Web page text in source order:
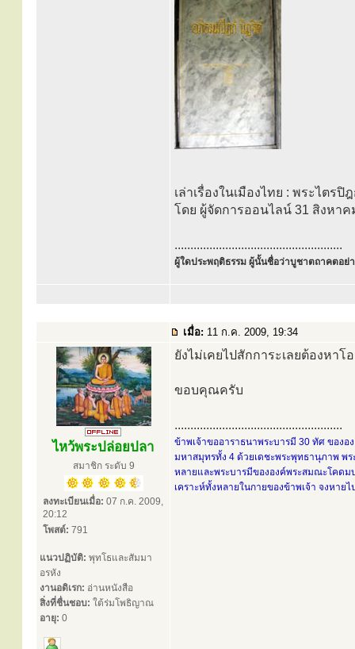
เล่าเรื่องในเมืองไทย : พระไต
โดย ผู้จัดการออนไลน์ 31 สิงหาค
.....................................................
ผู้ใดประพฤติธรรม ผู้นั้นชื่อว่าบูชาตถาคตอย่า
เมื่อ: 11 ก.ค. 2009, 19:34
ไหว้พระปล่อยปลา
สมาชิก ระดับ 9
ลงทะเบียนเมื่อ: 07 ก.ค. 2009,
20:12
โพสต์: 791
แนวปฏิบัติ: พุทโธและสัมมา
อรหัง
งานอดิเรก: อ่านหนังสือ
สิ่งที่ชื่นชอบ: ใต้ร่มโพธิญาณ
อายุ: 0
ยังไม่เคยไปสักการะเลยต้องหาโ
ขอบคุณครับ
.....................................................
ข้าพเจ้าขออาราธนาพระบารมี 30 ทัศ ของ
มหาสมุทรทั้ง 4 ด้วยเดชะพระพุทธานุภาพ พ
หลายและพระบารมีขององค์พระสมณะโคดม
เคราะห์ทั้งหลายในกายของข้าพเจ้า จงหา